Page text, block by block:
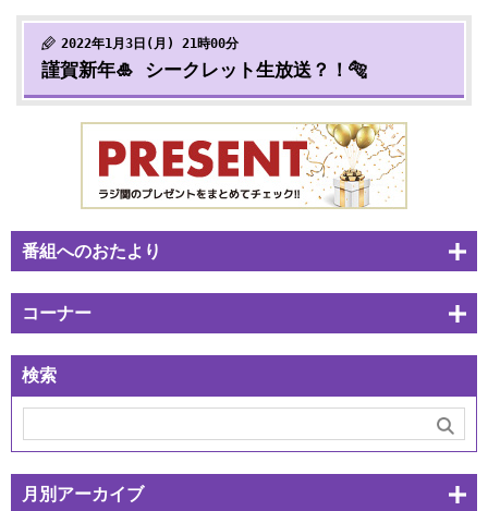
2022年1月3日(月) 21時00分
謹賀新年🎍 シークレット生放送？！🐅
番組へのおたより
コーナー
検索
月別アーカイブ